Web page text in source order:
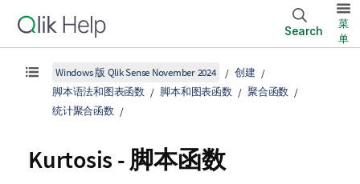
Search
菜
单
Windows 版 Qlik Sense November 2024
创建
脚本语法和图表函数
脚本和图表函数
聚合函数
统计聚合函数
Kurtosis - 脚本函数